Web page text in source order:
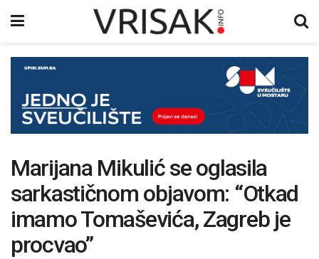
Marijana Mikulić se oglasila
sarkastičnom objavom: “Otkad
imamo Tomaševića, Zagreb je
procvao”